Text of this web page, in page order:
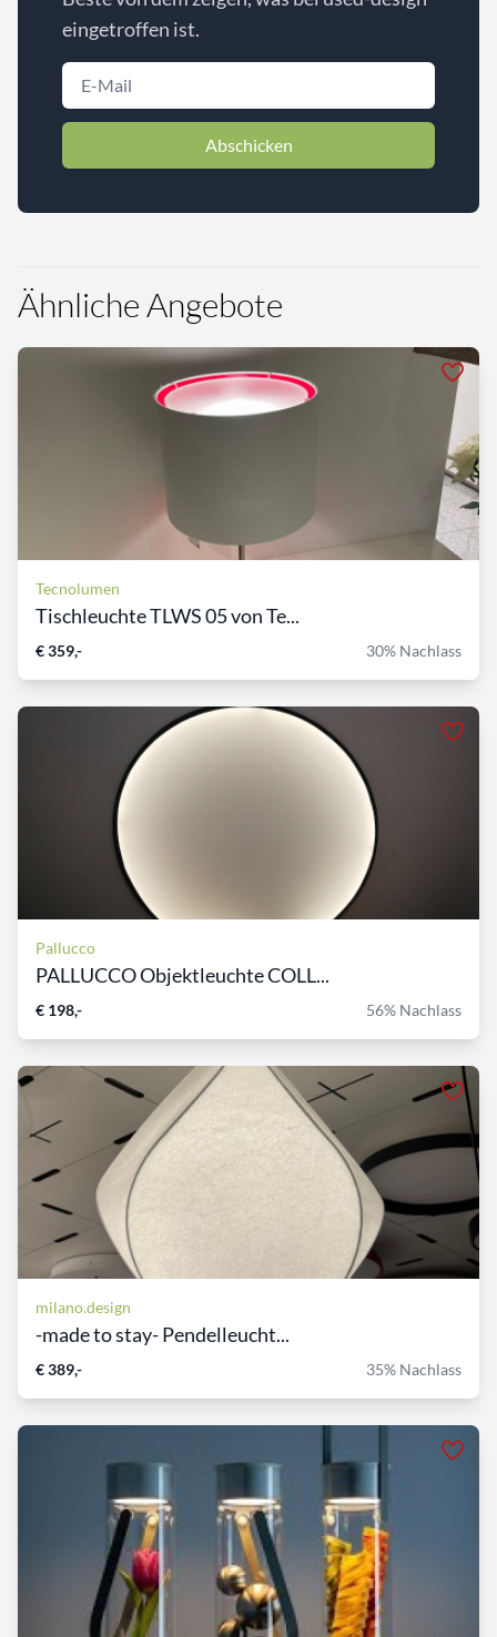
eingetroffen ist.
Abschicken
Ähnliche Angebote
Tecnolumen
Tischleuchte TLWS 05 von Te...
€ 359,- 30% Nachlass
Pallucco
PALLUCCO Objektleuchte COLL...
€ 198,- 56% Nachlass
milano.design
-made to stay- Pendelleucht...
€ 389,- 35% Nachlass